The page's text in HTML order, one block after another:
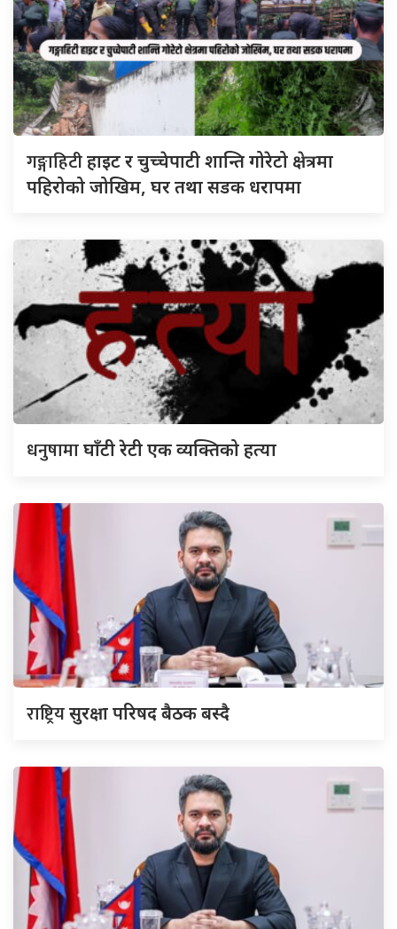
गङ्गाहिटीहाइट र चुच्चेपाटी शान्ति गोरेटो क्षेत्रमा
पहिरोको जोखिम, घर तथा सडक धरापमा
धनुषामाघाँटी रेटी एक व्यक्तिको हत्या
राष्ट्रियसुरक्षा परिषद बैठक बस्दै